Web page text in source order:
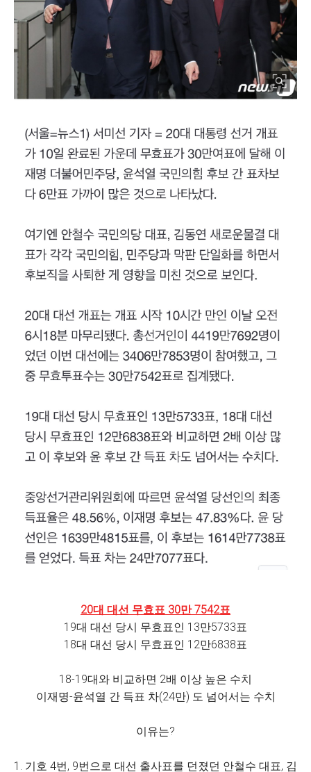
20대 대선 무효표 30만 7542표
19대 대선 당시 무효표인 13만5733표
18대 대선 당시 무효표인 12만6838표
18-19대와 비교하면 2배 이상 높은 수치
이재명-윤석열 간 득표 차(24만) 도 넘어서는 수치
이유는?
1. 기호 4번, 9번으로 대선 출사표를 던졌던 안철수 대표, 김